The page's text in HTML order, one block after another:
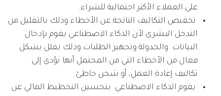
على العملاء الأكثر احتمالية للشراء.
تخفيض التكاليف الناتجة عن الأخطاء وذلك بالتقليل من
التدخل البشري لأن الذكاء الاصطناعي يقوم بإدخال
البيانات والجدولة وتجهيز الطلبات وذلك يقلل بشكل
فعال من الأخطاء التي من المحتمل أنها تؤدي إلى
تكاليف إعادة العمل، أو شحن خاطئ.
يقوم الذكاء الاصطناعي بتحسين التخطيط المالي عن